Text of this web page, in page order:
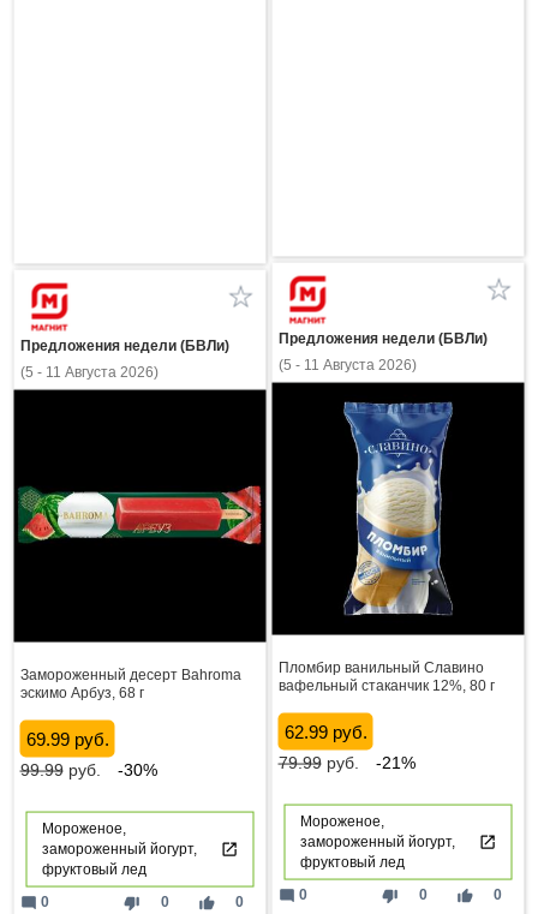
Предложения недели (БВЛи)
(5 - 11 Августа 2026)
Пломбир ванильный Славино
вафельный стаканчик 12%, 80 г
62.99 руб.
79.99руб. -21%
Мороженое,
замороженный йогурт,
фруктовый лед
thumb_down 0 thumb_up 0
mode_comment 0
Предложения недели (БВЛи)
(5 - 11 Августа 2026)
Замороженный десерт Bahroma
эскимо Арбуз, 68 г
69.99 руб.
99.99руб. -30%
Мороженое,
замороженный йогурт,
фруктовый лед
thumb_down 0 thumb_up 0
mode_comment 0